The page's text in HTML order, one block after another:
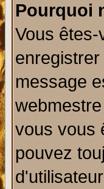
Pourquoi
Vous
message
vous vous
pouvez